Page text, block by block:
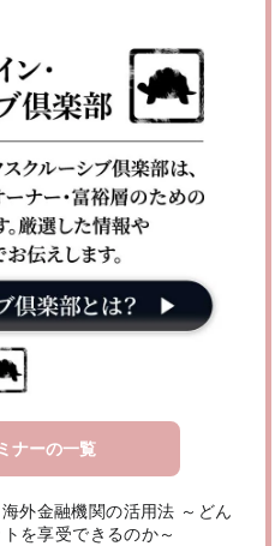
ナーの一覧
外金融機関の活用法 ～どん
を享受できるのか～